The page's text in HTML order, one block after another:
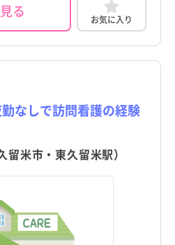
る お気に入り
なしで訪問看護の経験
米市・東久留米駅）